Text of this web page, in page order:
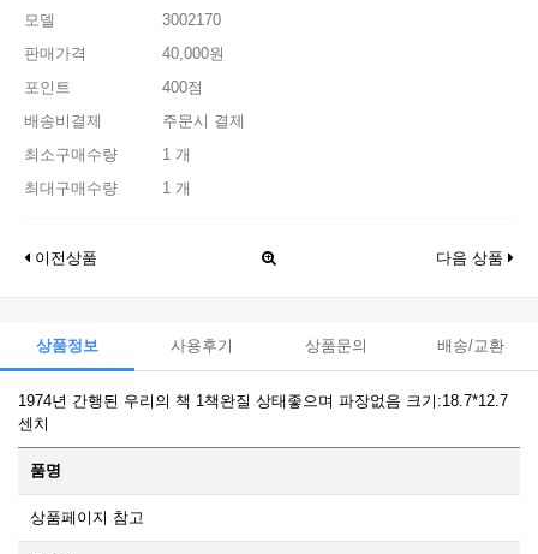
모델
3002170
판매가격
40,000원
포인트
400점
배송비결제
주문시 결제
최소구매수량
1 개
최대구매수량
1 개
이전상품 다음 상품
상품정보 사용후기 상품문의 배송/교환
1974년 간행된 우리의 책 1책완질 상태좋으며 파장없음 크기:18.7*12.7
센치
품명
상품페이지 참고